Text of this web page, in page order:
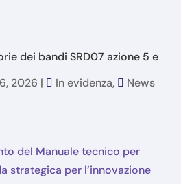
dei bandi SRD07 azione 5 e
2026 | In evidenza, News